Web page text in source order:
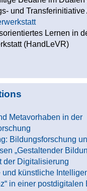
und Transferinitiative
Lernen in
(HandLeVR)
Metavorhaben in der
Bildungsforschung
„Gestaltender
der Digitalisierung
und künstliche
in einer